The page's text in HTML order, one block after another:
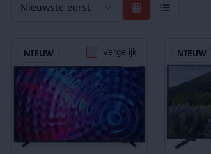
Nieuwste eerst
NIEUW Vergelijk NIEUW